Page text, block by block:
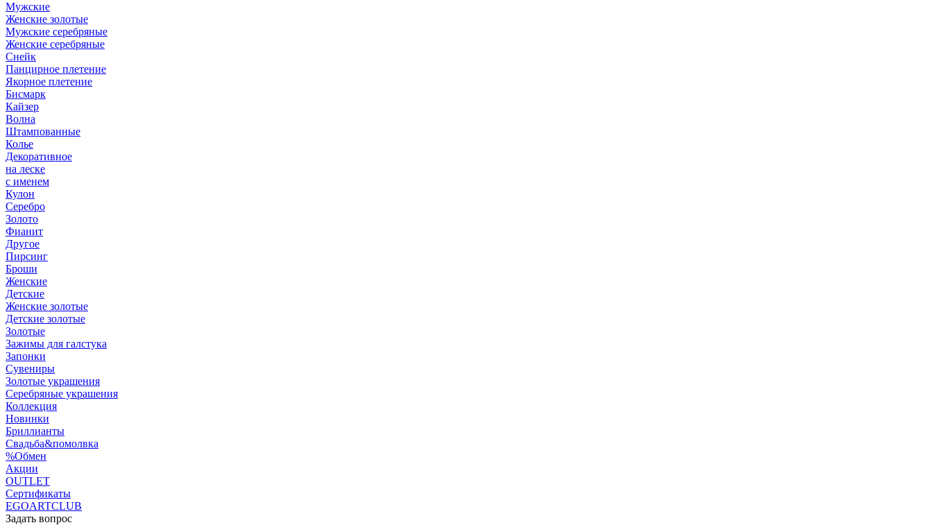
Мужские
Женские золотые
Мужские серебряные
Женские серебряные
Снейк
Панцирное плетение
Якорное плетение
Бисмарк
Кайзер
Волна
Штампованные
Колье
Декоративное
на леске
с именем
Кулон
Серебро
Золото
Фианит
Другое
Пирсинг
Броши
Женские
Детские
Женские золотые
Детские золотые
Золотые
Зажимы для галстука
Запонки
Сувениры
Золотые украшения
Серебряные украшения
Коллекция
Новинки
Бриллианты
Свадьба&помолвка
%Обмен
Акции
OUTLET
Сертификаты
EGOARTCLUB
Задать вопрос